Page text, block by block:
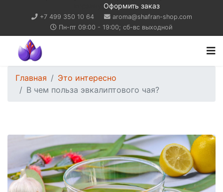
Оформить заказ
+7 499 350 10 64
aroma@shafran-shop.com
Пн-пт 09:00 - 19:00; сб-вс выходной
Главная
Это интересно
В чем польза эвкалиптового чая?